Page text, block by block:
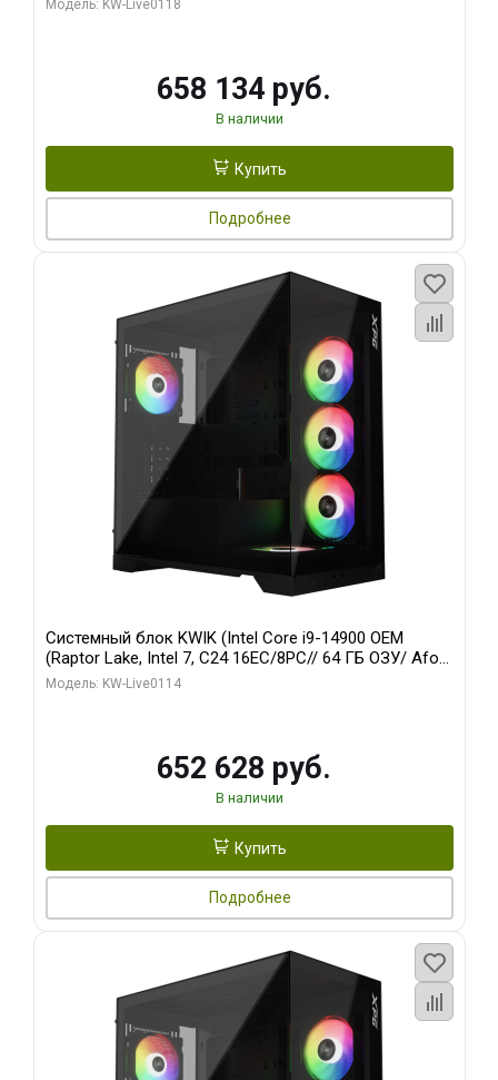
Модель: KW-Live0118
658 134 руб.
В наличии
Купить
Подробнее
Системный блок KWIK (Intel Core i9-14900 OEM
(Raptor Lake, Intel 7, C24 16EC/8PC// 64 ГБ ОЗУ/ Afox
RTX4090 24GB GDDR6X 384-Bit 3xDP HDMI ATX Turbo/
Модель: KW-Live0114
652 628 руб.
В наличии
Купить
Подробнее